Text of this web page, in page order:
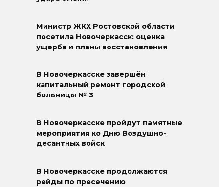
Министр ЖКХ Ростовской области
посетила Новочеркасск: оценка
ущерба и планы восстановления
В Новочеркасске завершён
капитальный ремонт городской
больницы № 3
В Новочеркасске пройдут памятные
мероприятия ко Дню Воздушно-
десантных войск
В Новочеркасске продолжаются
рейды по пресечению